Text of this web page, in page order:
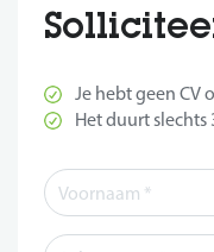
Je hebt geen CV
Het duurt slechts